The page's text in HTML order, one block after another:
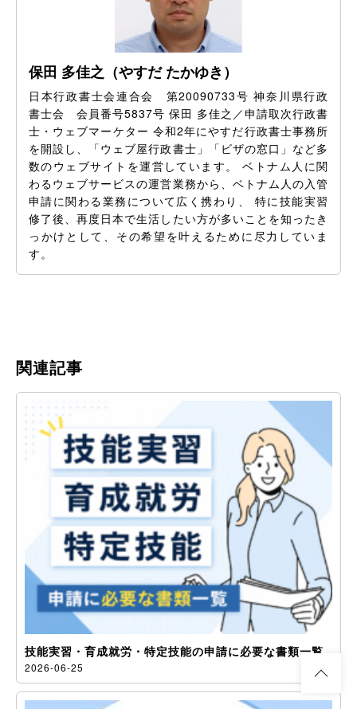
保田 多佳之（やすだ たかゆき）
日本行政書士会連合会 第20090733号 神奈川県行政
書士会 会員番号5837号 保田 多佳之／申請取次行政書
士・ウェブマーケター 令和2年にやすだ行政書士事務所
を開設し、「ウェブ屋行政書士」「ビザの窓口」など多
数のウェブサイトを運営しています。 ベトナム人に関
わるウェブサービスの運営業務から、ベトナム人の入管
申請に関わる業務について広く携わり、 特に技能実習
修了後、再度日本で生活したい方が多いことを知ったき
っかけとして、その希望を叶えるために尽力していま
す。
関連記事
技能実習・育成就労・特定技能の申請に必要な書類一覧
2026-06-25